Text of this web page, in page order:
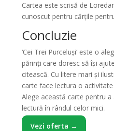
Cartea este scrisă de
cunoscut pentru cărțile
Concluzie
‘Cei Trei Purceluși’ este o
părinți care doresc să își
citească. Cu litere mari și
carte face lectura o
Alege această carte pentru
lectură în rândul celor mici.
Vezi oferta →